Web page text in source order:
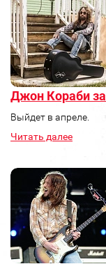
Джон Кораби
Выйдет в апреле.
Читать далее